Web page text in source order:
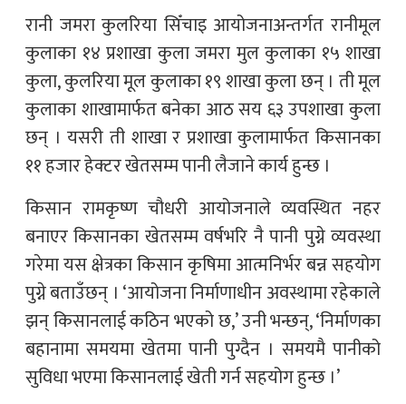
रानी जमरा कुलरिया सिँचाइ आयोजनाअन्तर्गत रानीमूल
कुलाका १४ प्रशाखा कुला जमरा मुल कुलाका १५ शाखा
कुला, कुलरिया मूल कुलाका १९ शाखा कुला छन् । ती मूल
कुलाका शाखामार्फत बनेका आठ सय ६३ उपशाखा कुला
छन् । यसरी ती शाखा र प्रशाखा कुलामार्फत किसानका
११ हजार हेक्टर खेतसम्म पानी लैजाने कार्य हुन्छ ।
किसान रामकृष्ण चौधरी आयोजनाले व्यवस्थित नहर
बनाएर किसानका खेतसम्म वर्षभरि नै पानी पुग्ने व्यवस्था
गरेमा यस क्षेत्रका किसान कृषिमा आत्मनिर्भर बन्न सहयोग
पुग्ने बताउँछन् । ‘आयोजना निर्माणाधीन अवस्थामा रहेकाले
झन् किसानलाई कठिन भएको छ,’ उनी भन्छन्, ‘निर्माणका
बहानामा समयमा खेतमा पानी पुग्दैन । समयमै पानीको
सुविधा भएमा किसानलाई खेती गर्न सहयोग हुन्छ ।’